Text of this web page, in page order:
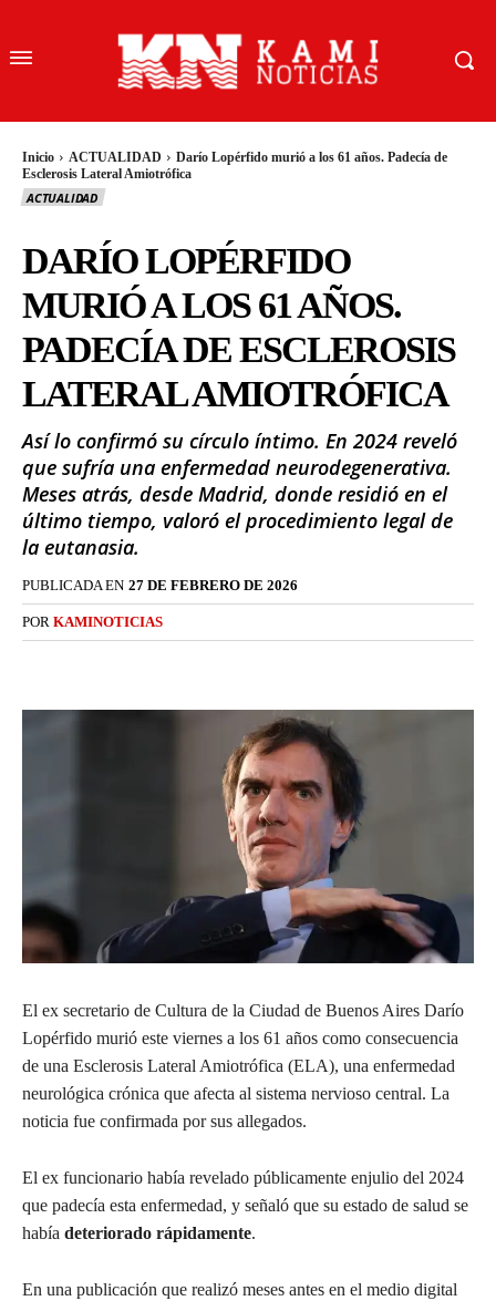
Inicio ACTUALIDAD
Darío Lopérfido murió a los 61 años. Padecía de
Esclerosis Lateral Amiotrófica
ACTUALIDAD
DARÍO LOPÉRFIDO
MURIÓ A LOS 61 AÑOS.
PADECÍA DE ESCLEROSIS
LATERAL AMIOTRÓFICA
Así lo confirmó su círculo íntimo. En 2024 reveló
que sufría una enfermedad neurodegenerativa.
Meses atrás, desde Madrid, donde residió en el
último tiempo, valoró el procedimiento legal de
la eutanasia.
PUBLICADA EN 27 DE FEBRERO DE 2026
POR KAMINOTICIAS
El ex secretario de Cultura de la Ciudad de Buenos Aires Darío
Lopérfido murió este viernes a los 61 años como consecuencia
de una Esclerosis Lateral Amiotrófica (ELA), una enfermedad
neurológica crónica que afecta al sistema nervioso central. La
noticia fue confirmada por sus allegados.
El ex funcionario había revelado públicamente enjulio del 2024
que padecía esta enfermedad, y señaló que su estado de salud se
había deteriorado rápidamente.
En una publicación que realizó meses antes en el medio digital